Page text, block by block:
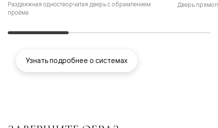
Раздвижная одностворчатая дверь с обрамлением
проёма
Дверь
Узнать подробнее о системах